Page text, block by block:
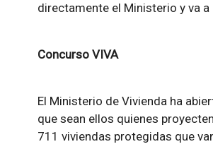
directamente el Ministerio y va
Concurso VIVA
El Ministerio de Vivienda ha
que sean ellos quienes
711 viviendas protegidas que